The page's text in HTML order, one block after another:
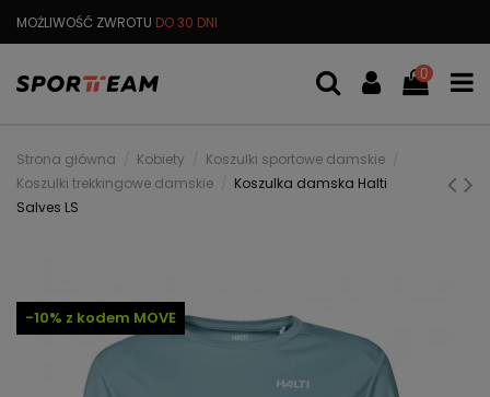
MOŻLIWOŚĆ ZWROTU DO 30 DNI
0
Strona główna Kobiety
Koszulki sportowe damskie
Koszulki trekkingowe damskie
Koszulka damska Halti
Salves LS
-10% z kodem MOVE